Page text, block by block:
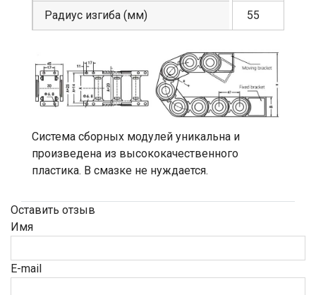
Радиус изгиба (мм) 55
Система сборных модулей уникальна и
произведена из высококачественного
пластика. В смазке не нуждается.
Оставить отзыв
Имя
E-mail